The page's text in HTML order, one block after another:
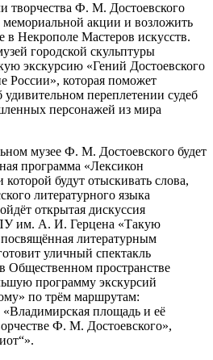
творчества Ф. М. Достоевского
мемориальной акции и возложить
в Некрополе Мастеров искусств.
городской скульптуры
экскурсию «Гений Достоевского
России», которая поможет
переплетении судеб
персонажей из мира
музее Ф. М. Достоевского будет
программа «Лексикон
которой будут отыскивать слова,
литературного языка
открытая дискуссия
им. А. И. Герцена «Такую
литературным
уличный спектакль
Общественном пространстве
программу экскурсий
по трём маршрутам:
«Владимирская площадь и её
Ф. М. Достоевского»,